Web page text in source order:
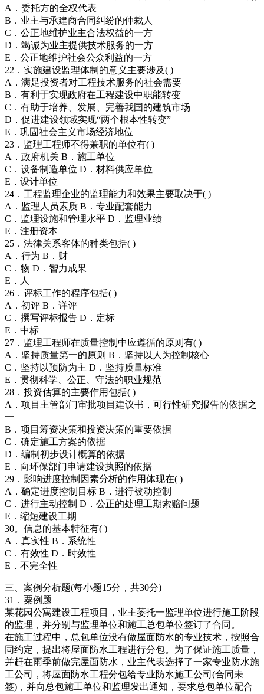
A．委托方的全权代表
B．业主与承建商合同纠纷的仲裁人
C．公正地维护业主合法权益的一方
D．竭诚为业主提供技术服务的一方
E．公正地维护社会公众利益的一方
22．实施建设监理体制的意义主要涉及( )
A．满足投资者对工程技术服务的社会需要
B．有利于实现政府在工程建设中职能转变
C．有助于培养、发展、完善我国的建筑市场
D．促进建设领域实现“两个根本性转变”
E．巩固社会主义市场经济地位
23．监理工程师不得兼职的单位有( )
A．政府机关 B．施工单位
C．设备制造单位 D．材料供应单位
E．设计单位
24．工程监理企业的监理能力和效果主要取决于( )
A．监理人员素质 B．专业配套能力
C．监理设施和管理水平 D．监理业绩
E．注册资本
25．法律关系客体的种类包括( )
A．行为 B．财
C．物 D．智力成果
E．人
26．评标工作的程序包括( )
A．初评 B．详评
C．撰写评标报告 D．定标
E．中标
27．监理工程师在质量控制中应遵循的原则有( )
A．坚持质量第一的原则 B．坚持以人为控制核心
C．坚持以预防为主 D．坚持质量标准
E．贯彻科学、公正、守法的职业规范
28．投资估算的主要作用包括( )
A．项目主管部门审批项目建议书，可行性研究报告的依据之
一
B．项目筹资决策和投资决策的重要依据
C．确定施工方案的依据
D．编制初步设计概算的依据
E．向环保部门申请建设执照的依据
29．影响进度控制因素分析的作用体现在( )
A．确定进度控制目标 B．进行被动控制
C．进行主动控制 D．公正的处理工期索赔问题
E．缩短建设工期
30。信息的基本特征有( )
A．真实性 B．系统性
C．有效性 D．时效性
E．不完全性
三、案例分析题(每小题15分，共30分)
31．粟例题
某花园公寓建设工程项目，业主萎托一监理单位进行施工阶段
的监理，并分别与监理单位和施工总包单位签订了合同。
在施工过程中，总包单位没有做屋面防水的专业技术，按照合
同约定，提出将屋面防水工程进行分包。为了保证施工质量，
并赶在雨季前做完屋面防水，业主代表选择了一家专业防水施
工公司，将屋面防水工程分包给专业防水施工公司(合同未
签)，并向总包施工单位和监理发出通知，要求总包单位配合